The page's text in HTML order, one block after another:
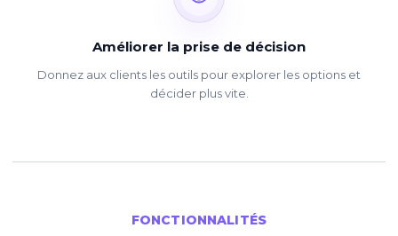
Améliorer la prise de décision
Donnez aux clients les outils pour explorer les options et
décider plus vite.
FONCTIONNALITÉS